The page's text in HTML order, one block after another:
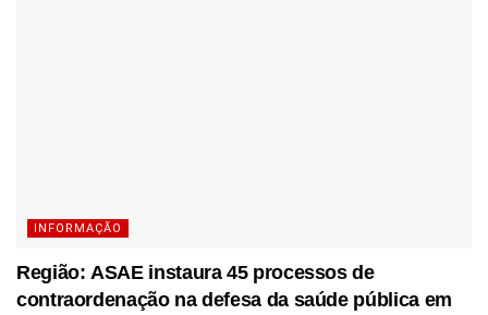
INFORMAÇÃO
Região: ASAE instaura 45 processos de
contraordenação na defesa da saúde pública em